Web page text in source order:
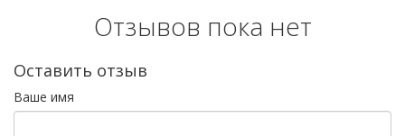
Отзывов пока нет
Оставить отзыв
Ваше имя